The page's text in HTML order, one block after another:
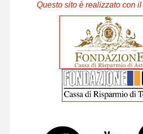
Questo sito è realizzato con